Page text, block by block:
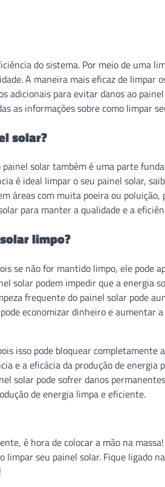
do sistema. Por meio de uma
A maneira mais eficaz de limpar
para evitar danos ao
as informações sobre como limpar
solar?
solar também é uma parte
é ideal limpar o seu painel solar,
áreas com muita poeira ou poluição,
para manter a qualidade e a
limpo?
se não for mantido limpo, ele pode
solar podem impedir que a energia
frequente do painel solar pode
economizar dinheiro e aumentar
isso pode bloquear completamente
e a eficácia da produção de energia
solar pode sofrer danos
de energia limpa e eficiente.
é hora de colocar a mão na
seu painel solar. Fique ligado